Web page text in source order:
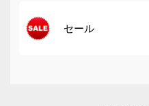
セール